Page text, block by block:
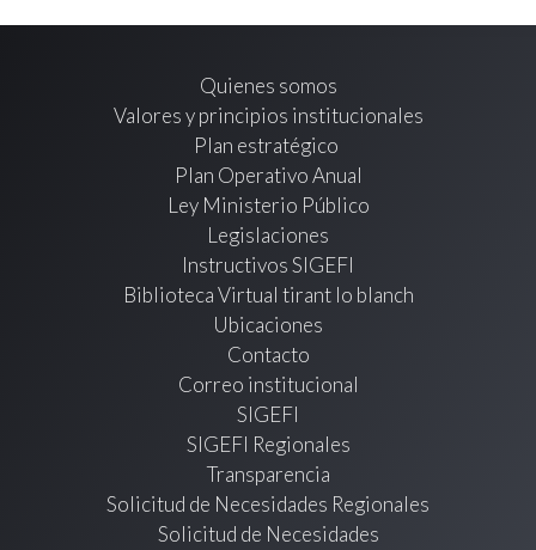
Quienes somos
Valores y principios institucionales
Plan estratégico
Plan Operativo Anual
Ley Ministerio Público
Legislaciones
Instructivos SIGEFI
Biblioteca Virtual tirant lo blanch
Ubicaciones
Contacto
Correo institucional
SIGEFI
SIGEFI Regionales
Transparencia
Solicitud de Necesidades Regionales
Solicitud de Necesidades